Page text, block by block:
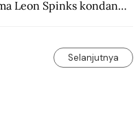
Leon Spinks kondang
Selanjutnya